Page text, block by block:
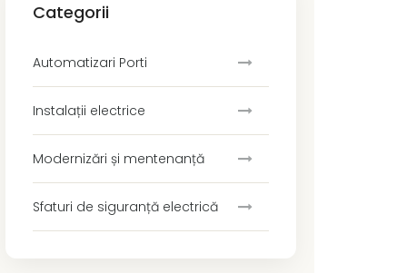
Categorii
Automatizari Porti
Instalații electrice
Modernizări și mentenanță
Sfaturi de siguranță electrică